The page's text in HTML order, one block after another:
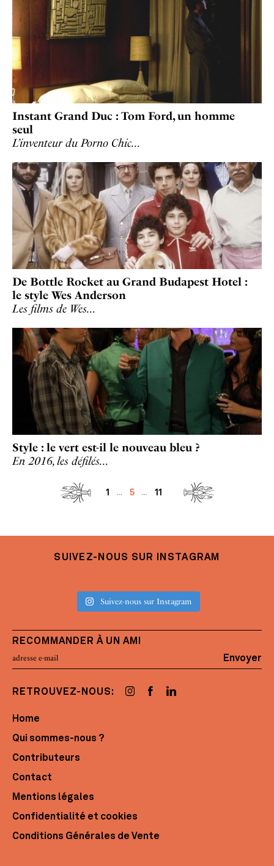
Instant Grand Duc : Tom Ford, un homme
seul
L’inventeur du Porno Chic…
De Bottle Rocket au Grand Budapest Hotel :
le style Wes Anderson
Les films de Wes…
Style : le vert est-il le nouveau bleu ?
En 2016, les défilés…
1 5 11
SUIVEZ-NOUS SUR INSTAGRAM
Suivez-nous sur Instagram
RECOMMANDER À UN AMI
Envoyer
RETROUVEZ-NOUS:
Home
Qui sommes-nous ?
Contributeurs
Contact
Mentions légales
Confidentialité et cookies
Conditions Générales de Vente